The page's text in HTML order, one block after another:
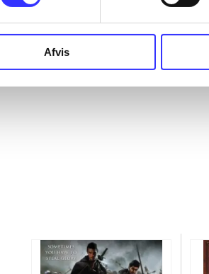
Afvis